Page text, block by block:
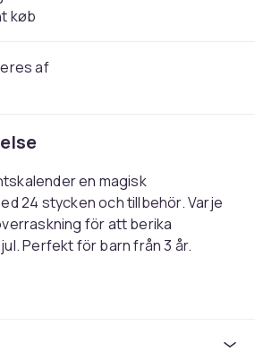
køb
af
en magisk
24 stycken och tillbehör. Varje
för att berika
Perfekt för barn från 3 år.